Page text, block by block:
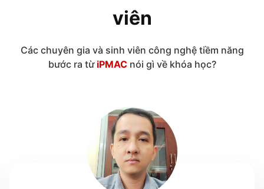
viên
Các chuyên gia và sinh viên công nghệ tiềm năng
bước ra từ iPMACnói gì về khóa học?